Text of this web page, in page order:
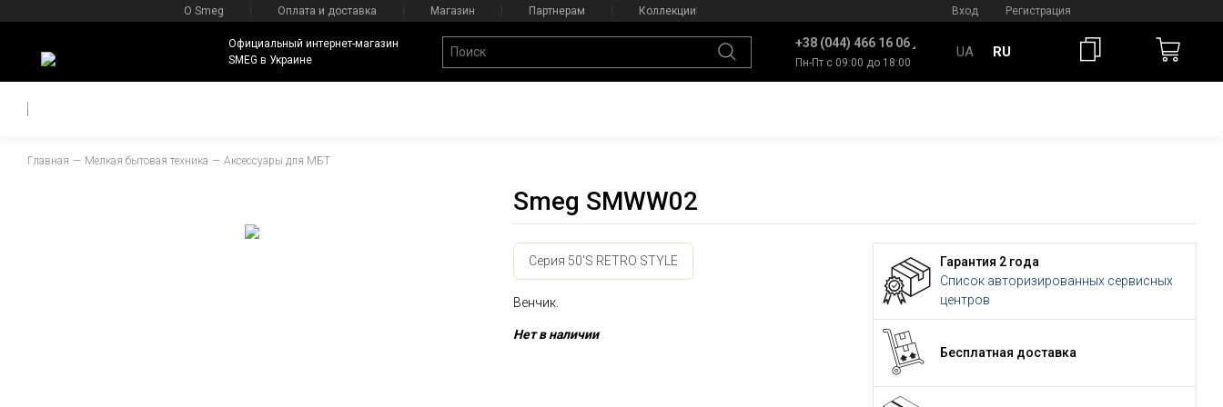
О Smeg Оплата и доставка Магазин Партнерам Коллекции Вход Регистрация
Официальный интернет-магазин
SMEG в Украине
+38 (044) 466 16 06
Пн-Пт с 09:00 до 18:00
UA RU
Главная Мелкая бытовая техника Аксессуары для МБТ
Smeg SMWW02
Серия 50'S RETRO STYLE
Венчик.
Нет в наличии
Гарантия 2 года
Список авторизированных сервисных
центров
Бесплатная доставка